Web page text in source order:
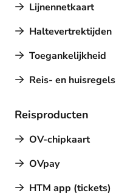
Lijnennetkaart
Haltevertrektijden
Toegankelijkheid
Reis- en huisregels
Reisproducten
OV-chipkaart
OVpay
HTM app (tickets)